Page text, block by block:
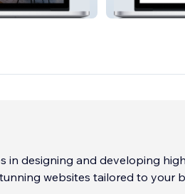
My Site
in designing and developing
websites tailored to your